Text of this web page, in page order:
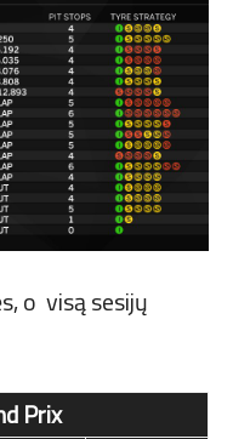
o visą sesijų
Prix